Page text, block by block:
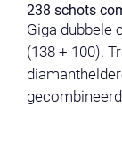
238 schots
Giga dubbele
(138 + 100).